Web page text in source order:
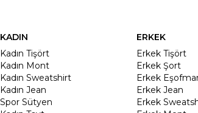
KADIN
Kadın Tişört
Kadın Mont
Kadın Sweatshirt
Kadın Jean
Spor Sütyen
ERKEK
Erkek Tişört
Erkek Şort
Erkek
Erkek Jean
Erkek